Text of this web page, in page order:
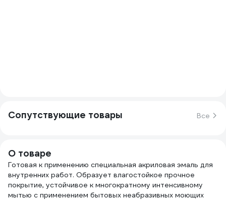
Сопутствующие товары Все
О товаре
Готовая к применению специальная акриловая эмаль для
внутренних работ. Образует влагостойкое прочное
покрытие, устойчивое к многократному интенсивному
мытью с применением бытовых неабразивных моющих